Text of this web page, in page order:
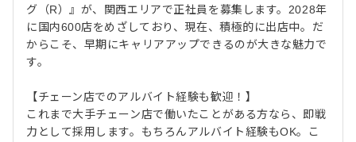
グ（R）』が、関西エリアで正社員を募集します。2028年
に国内600店をめざしており、現在、積極的に出店中。だ
からこそ、早期にキャリアアップできるのが大きな魅力で
す。
【チェーン店でのアルバイト経験も歓迎！】
これまで大手チェーン店で働いたことがある方なら、即戦
力として採用します。もちろんアルバイト経験もOK。こ